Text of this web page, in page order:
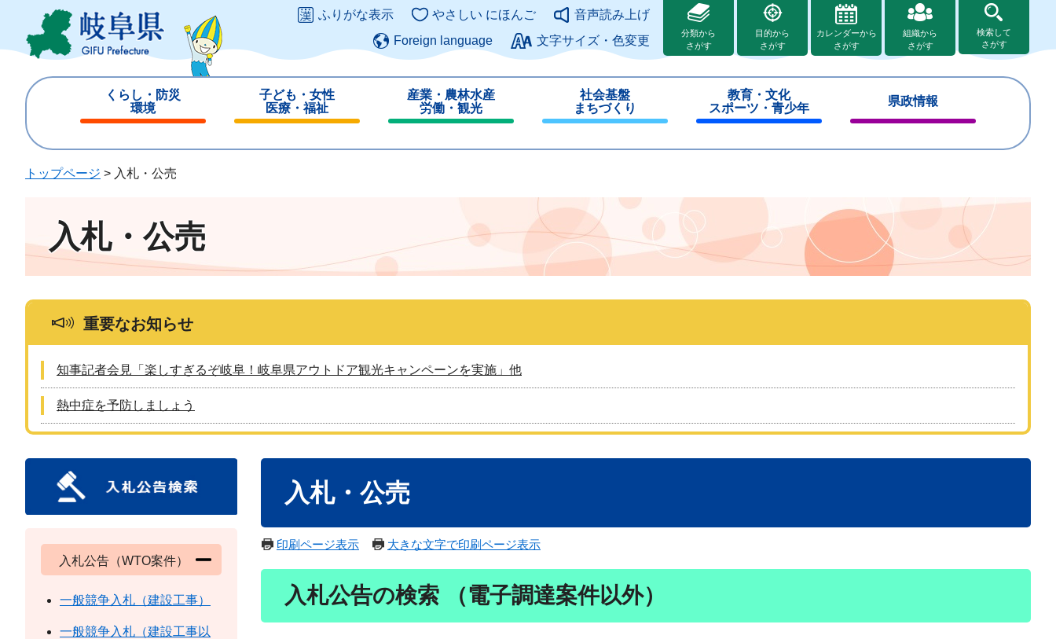
ジ
ュ
このページの本文へ
ふりがな表示 やさしい にほんご
音声読み上げ
Foreign language
文字サイズ・色変更
分類から
さがす
目的から
さがす
カレンダーから
さがす
組織から
さがす
検索して
さがす
くらし・防災
環境
じ
子ども・女性
医療・福祉
じ
産業・農林水産
労働・観光
じ
社会基盤
まちづくり
じ
教育・文化
スポーツ・青少年
じ
県政情報
じ
トップページ > 入札・公売
入札・公売
重要なお知らせ
知事記者会見「楽しすぎるぞ岐阜！岐阜県アウトドア観光キャンペーンを実施」他
熱中症を予防しましょう
入札・公売
印刷ページ表示 大きな文字で印刷ページ表示
入札公告の検索 （電子調達案件以外）
入札公告（WTO案件）
一般競争入札（建設工事）
一般競争入札（建設工事以